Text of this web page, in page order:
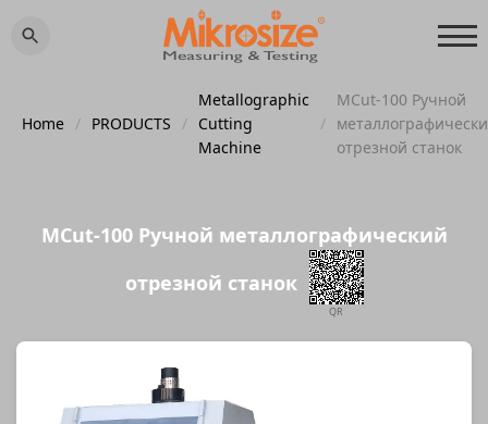
Home / PRODUCTS /
Metallographic
Cutting
Machine
/
MCut-100 Ручной
отрезной станок
MCut-100 Ручной металлографический
отрезной станок
QR